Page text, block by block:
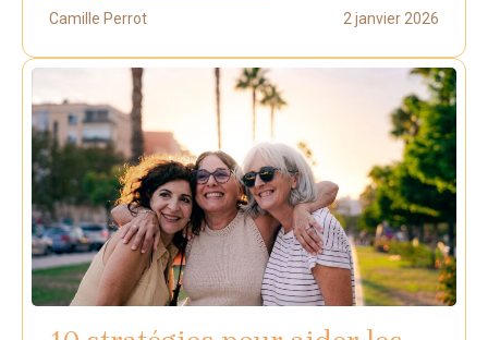
Camille Perrot 2 janvier 2026